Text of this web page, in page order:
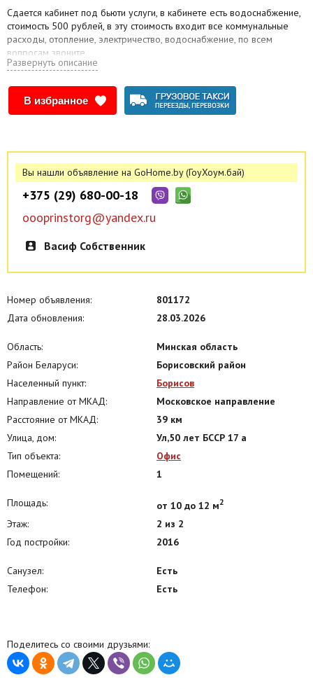
Сдается кабинет под бьюти услуги, в кабинете есть водоснабжение,
стоимость 500 рублей, в эту стоимость входит все коммунальные
расходы, отопление, электричество, водоснабжение, по всем
вопросам звоните.
Сдается кабинет под бьюти услуги, в кабинете есть водоснабжение,
стоимость 500 рублей, в эту стоимость входит все коммунальные
расходы, отопление, электричество, водоснабжение, по всем
вопросам звоните.
Развернуть описание
В избранное
Вы нашли объявление на GoHome.by (ГоуХоум.бай)
+375 (29) 680-00-18
oooprinstorg@yandex.ru
Васиф Собственник
Номер объявления:
801172
Дата обновления:
28.03.2026
Область:
Минская область
Район Беларуси:
Борисовский район
Населенный пункт:
Борисов
Направление от МКАД:
Московское направление
Расстояние от МКАД:
39 км
Улица, дом:
Ул,50 лет БССР 17 а
Тип объекта:
Офис
Помещений:
1
Площадь: от 10 до 12 м2
Этаж:
2 из 2
Год постройки:
2016
Санузел:
Есть
Телефон:
Есть
Поделитесь со своими друзьями: